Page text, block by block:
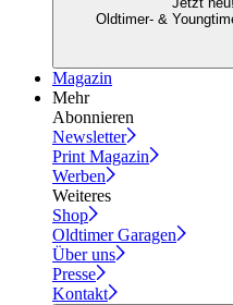
Oldtimer- &
Magazin
Mehr
Abonnieren
Newsletter
Print Magazin
Werben
Weiteres
Shop
Oldtimer Garagen
Über uns
Presse
Kontakt